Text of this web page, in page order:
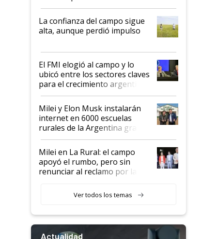
kirchnerismo era como "darle
plata a un hijo para droga":
Juan Félix Rossetti, el libertario
que de una dura crisis salió
de Milei
La confianza del campo sigue
alta, aunque perdió impulso
El FMI elogió al campo y lo
ubicó entre los sectores claves
para el crecimiento argentino
Milei y Elon Musk instalarán
internet en 6000 escuelas
rurales de la Argentina gracias
a un acuerdo con Starlink
Milei en La Rural: el campo
apoyó el rumbo, pero sin
renunciar al reclamo por las
Ver todos los temas
Actualidad